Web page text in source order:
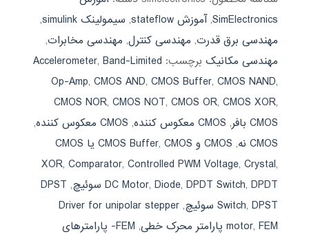
SimElectronics
,آموزش stateflow , سیمولینک simulink
,
مهندسی برق قدرت, مهندسی کنترل, مهندسی مخابرات,
مهندسی مکانیک برچسب: Accelerometer,Band-Limited
Op-Amp,CMOS AND,CMOS Buffer,CMOS NAND,
CMOS NOR,CMOS NOT,CMOS OR,CMOS XOR,
CMOS بافر
, CMOS معكوس كننده , CMOS معکوس کننده
,
CMOS نه
, CMOS و CMOS Buffer ,
CMOS یا CMOS
XOR,Comparator,Controlled PWM Voltage,Crystal,
DC Motor,Diode,DPDT Switch,DPDT سوئیچ ,
DPST
Switch,DPST سوئیچ ,
Driver for unipolar stepper
motor,FEM پارامتر محرک خطی ,
FEM- پارامترهای